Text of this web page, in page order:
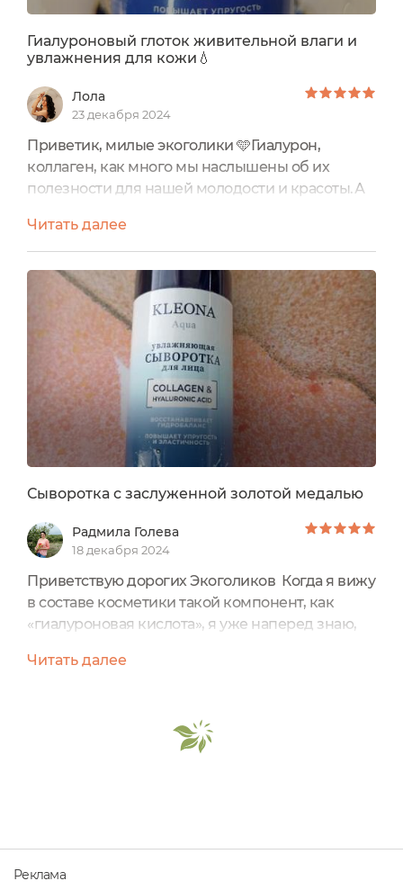
Гиалуроновый глоток живительной влаги и
увлажнения для кожи💧
Лола
23 декабря 2024
Приветик, милые экоголики 🩵Гиалурон,
коллаген, как много мы наслышены об их
полезности для нашей молодости и красоты.А
морской коллаген с гиалуроном? Мечта? А вот
и нет, ведь Клеона создала для нас уникальный
продукт. Можно забыть о сухости,
микротрещинах, шелушинках и обрести
здоровую, увлажнённую, гладенькую,
напитанную, эластичную кожу даже в мороз,
даже в...
Читать далее
Сыворотка с заслуженной золотой медалью
Радмила Голева
18 декабря 2024
Приветствую дорогих Экоголиков Когда я вижу
в составе косметики такой компонент, как
«гиалуроновая кислота», я уже наперед знаю,
«не подойдет». Так вышло и с этим
кислоты – высокомолекулярная и
низкомолекулярная - восстанавливают водный
Читать далее
Реклама